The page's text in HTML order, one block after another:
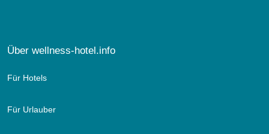
Über wellness-hotel.info
Für Hotels
Für Urlauber